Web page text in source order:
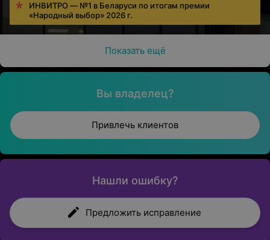
ИНВИТРО — №1 в Беларуси по итогам премии
«Народный выбор» 2026 г.
Показать ещё
Вы владелец?
Привлечь клиентов
Нашли ошибку?
Предложить исправление